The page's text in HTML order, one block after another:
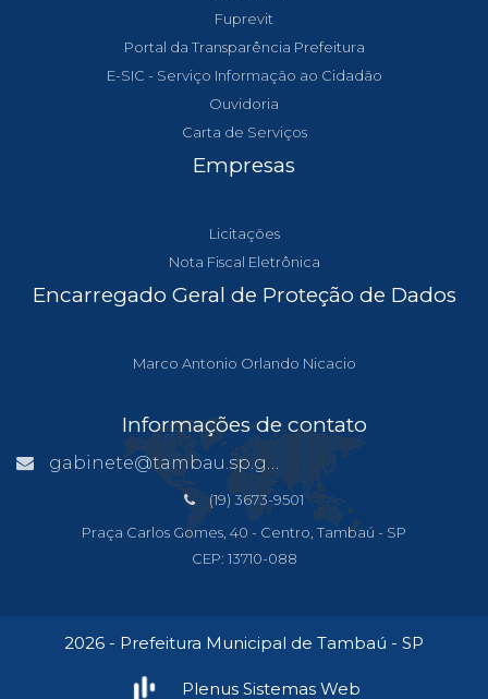
Fuprevit
Portal da Transparência Prefeitura
E-SIC - Serviço Informação ao Cidadão
Ouvidoria
Carta de Serviços
Empresas
Licitações
Nota Fiscal Eletrônica
Encarregado Geral de Proteção de Dados
Marco Antonio Orlando Nicacio
Informações de contato
gabinete@tambau.sp.gov.br
(19) 3673-9501
Praça Carlos Gomes, 40 - Centro, Tambaú - SP
CEP: 13710-088
2026 - Prefeitura Municipal de Tambaú - SP
Plenus Sistemas Web